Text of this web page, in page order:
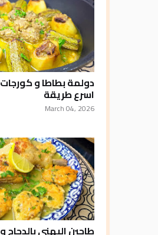
دولمة بطاطا و
اسرع طريقة
March 04, 2026
طاجين اليهني